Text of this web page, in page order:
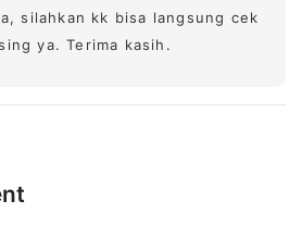
silahkan kk bisa langsung cek
ya. Terima kasih.